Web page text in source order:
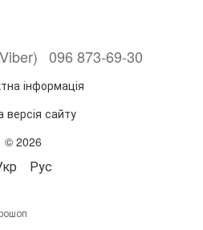
096 873-69-30
інформація
версія сайту
© 2026
Рус